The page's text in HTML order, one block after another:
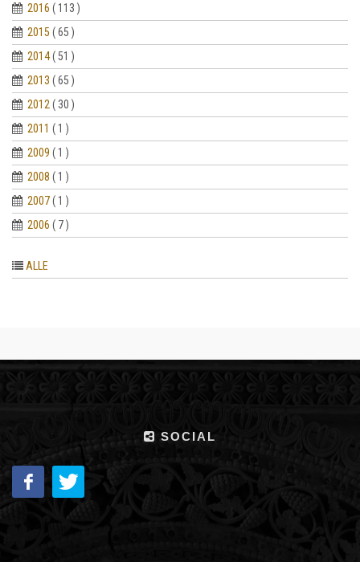
2016 ( 113 )
2015 ( 65 )
2014( 51 )
2013 ( 65 )
2012 ( 30 )
2011 ( 1 )
2009 ( 1 )
2008 ( 1 )
2007( 1 )
2006 ( 7 )
ALLE
SOCIAL